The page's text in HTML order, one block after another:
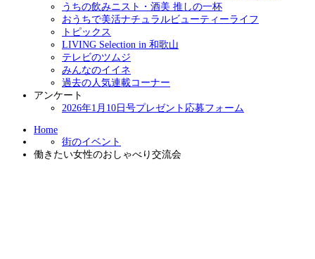
うちの飲みニスト・酒美 推しの一杯
おうちで美活ナチュラルビューティーライフ
トピックス
LIVING Selection in 和歌山
テレビのツムジ
みんなのイイネ
過去の人気連載コーナー
アンケート
2026年1月10日号プレゼント応募フォーム
Home
街のイベント
働きたい女性のおしゃべり交流会